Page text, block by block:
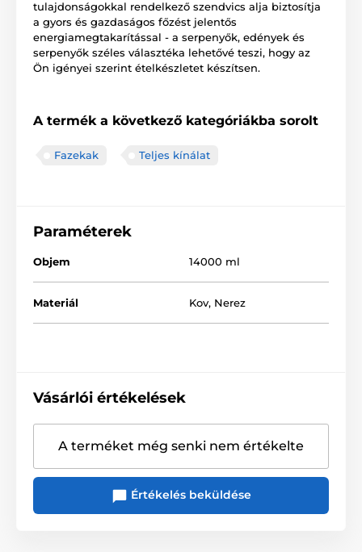
tulajdonságokkal rendelkező szendvics alja biztosítja
a gyors és gazdaságos főzést jelentős
energiamegtakarítással - a serpenyők, edények és
serpenyők széles választéka lehetővé teszi, hogy az
Ön igényei szerint ételkészletet készítsen.
A termék a következő kategóriákba sorolt
Fazekak Teljes kínálat
Paraméterek
Objem 14000 ml
Materiál Kov, Nerez
Vásárlói értékelések
A terméket még senki nem értékelte
Értékelés beküldése